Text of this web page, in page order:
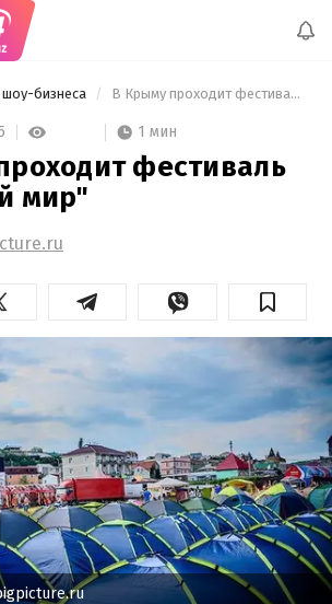
бизнеса В Крыму проходит фестиваль "Соседний мир"
1 мин
фестиваль
мир"